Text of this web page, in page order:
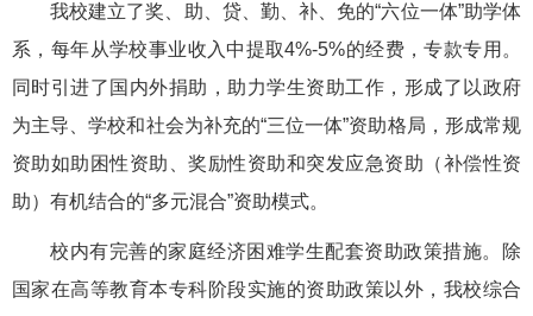
我校建立了奖、助、贷、勤、补、免的“六位一体”助学体
系，每年从学校事业收入中提取4%-5%的经费，专款专用。
同时引进了国内外捐助，助力学生资助工作，形成了以政府
为主导、学校和社会为补充的“三位一体”资助格局，形成常规
资助如助困性资助、奖励性资助和突发应急资助（补偿性资
助）有机结合的“多元混合”资助模式。
校内有完善的家庭经济困难学生配套资助政策措施。除
国家在高等教育本专科阶段实施的资助政策以外，我校综合